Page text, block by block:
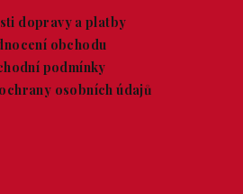
dopravy a platby
obchodu
podmínky
osobních údajů